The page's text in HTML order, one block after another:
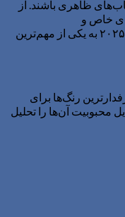
ظاهری باشند. از
خاص و
شخصی‌سازی‌شده، رنگ خودروها در سال ۲۰۲۵ به یکی از مهم‌ترین
رنگ‌ها برای
و دلایل محبوبیت آن‌ها را تحلیل